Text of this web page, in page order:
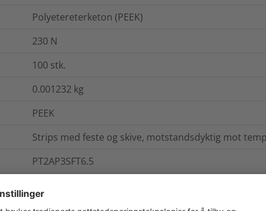
Polyetereterketon (PEEK)
230 N
100 stk.
0.001232 kg
PEEK
Strips med feste og skive, motstandsdyktig mot
PT2AP3SFT6.5